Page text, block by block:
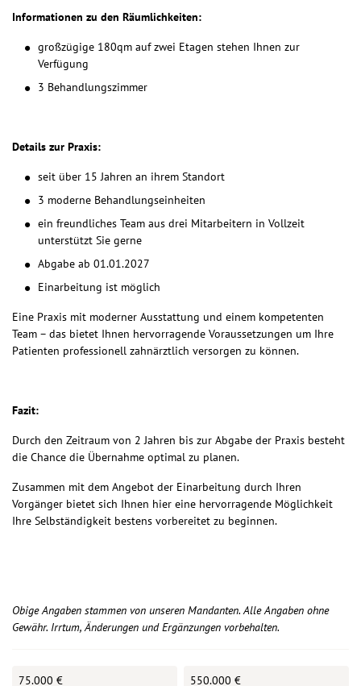
Informationen zu den Räumlichkeiten:
großzügige 180qm auf zwei Etagen stehen Ihnen zur
Verfügung
3 Behandlungszimmer
Details zur Praxis:
seit über 15 Jahren an ihrem Standort
3 moderne Behandlungseinheiten
ein freundliches Team aus drei Mitarbeitern in Vollzeit
unterstützt Sie gerne
Abgabe ab 01.01.2027
Einarbeitung ist möglich
Eine Praxis mit moderner Ausstattung und einem kompetenten
Team – das bietet Ihnen hervorragende Voraussetzungen um Ihre
Patienten professionell zahnärztlich versorgen zu können.
Fazit:
Durch den Zeitraum von 2 Jahren bis zur Abgabe der Praxis besteht
die Chance die Übernahme optimal zu planen.
Zusammen mit dem Angebot der Einarbeitung durch Ihren
Vorgänger bietet sich Ihnen hier eine hervorragende Möglichkeit
Ihre Selbständigkeit bestens vorbereitet zu beginnen.
Obige Angaben stammen von unseren Mandanten. Alle Angaben ohne
Gewähr. Irrtum, Änderungen und Ergänzungen vorbehalten.
75.000 € 550.000 €